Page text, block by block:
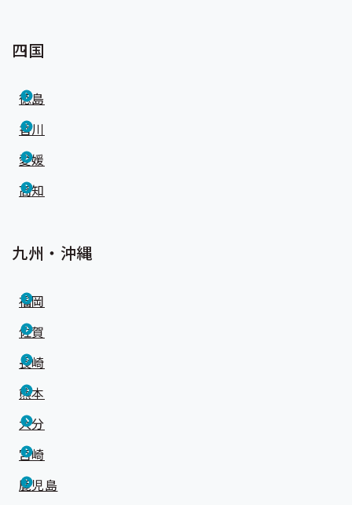
四国
徳島
香川
愛媛
高知
九州・沖縄
福岡
佐賀
長崎
熊本
大分
宮崎
鹿児島